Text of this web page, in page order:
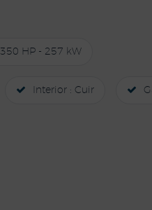
350 HP - 257 kW
Interior : Cuir